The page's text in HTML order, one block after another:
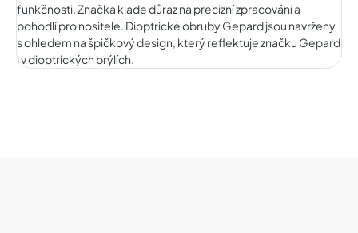
funkčnosti. Značka klade důraz na precizní zpracování a
pohodlí pro nositele. Dioptrické obruby Gepard jsou navrženy
s ohledem na špičkový design, který reflektuje značku Gepard
i v dioptrických brýlích.